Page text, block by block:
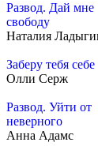
Развод. Дай мне
свободу
Наталия
Заберу тебя себе
Олли Серж
Развод. Уйти от
неверного
Анна Адамс